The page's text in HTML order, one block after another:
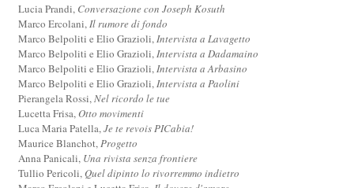
Lucia Prandi, Conversazione con Joseph Kosuth
Marco Ercolani,Il rumore di fondo
Marco Belpoliti e Elio Grazioli,Intervista a Lavagetto
Marco Belpoliti e Elio Grazioli,Intervista a Dadamaino
Marco Belpoliti e Elio Grazioli,Intervista a Arbasino
Marco Belpoliti e Elio Grazioli,Intervista a Paolini
Pierangela Rossi,Nel ricordo le tue
Lucetta Frisa,Otto movimenti
Luca Maria Patella,Je te revois PICabia!
Maurice Blanchot,Progetto
Anna Panicali, Una rivista senza frontiere
Tullio Pericoli,Quel dipinto lo rivorremmo indietro